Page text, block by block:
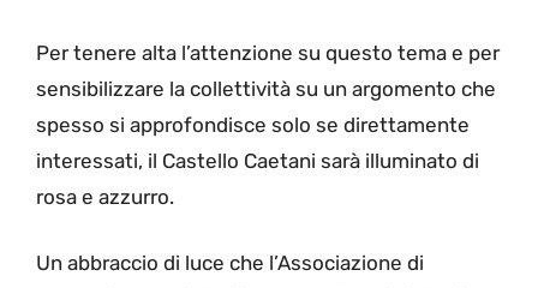
Per tenere alta l’attenzione su questo tema e per
sensibilizzare la collettività su un argomento che
spesso si approfondisce solo se direttamente
interessati, il Castello Caetani sarà illuminato di
rosa e azzurro.
Un abbraccio di luce che l’Associazione di